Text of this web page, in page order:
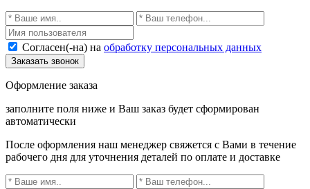
Согласен(-на) на обработку персональных данных
Заказать звонок
Оформление заказа
заполните поля ниже и Ваш заказ будет сформирован
автоматически
После оформления наш менеджер свяжется с Вами в течение
рабочего дня для уточнения деталей по оплате и доставке